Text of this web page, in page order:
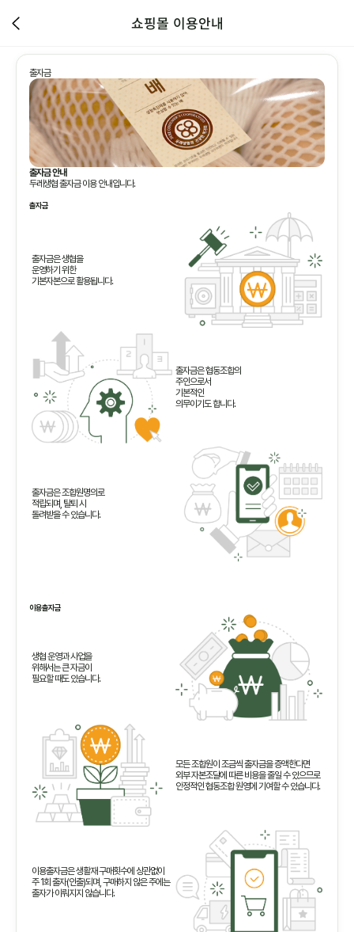
쇼핑몰 이용안내
출자금
출자금 안내
두레생협 출자금 이용 안내입니다.
출자금
출자금은 생협을
운영하기 위한
기본자본으로 활용됩니다.
출자금은 협동조합의
주인으로서
기본적인
의무이기도 합니다.
출자금은 조합원명의로
적립되며, 탈퇴 시
돌려받을 수 있습니다.
이용출자금
생협 운영과 사업을
위해서는 큰 자금이
필요할 때도 있습니다.
모든 조합원이 조금씩 출자금을 증액한다면
외부 자본조달에 따른 비용을 줄일 수 있으므로
안정적인 협동조합 원영에 기여할 수 있습니다.
이용출자금은 생활재 구매횟수에 상관없이
주 1회 출자(인출)되며, 구매하지 않은 주에는
출자가 이뤄지지 않습니다.